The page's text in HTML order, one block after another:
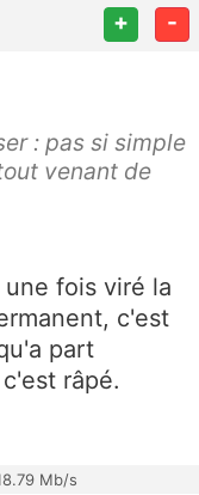
+ -
: pas si simple
venant de
fois viré la
c'est
part
râpé.
Mb/s